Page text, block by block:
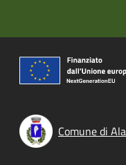
Comune di